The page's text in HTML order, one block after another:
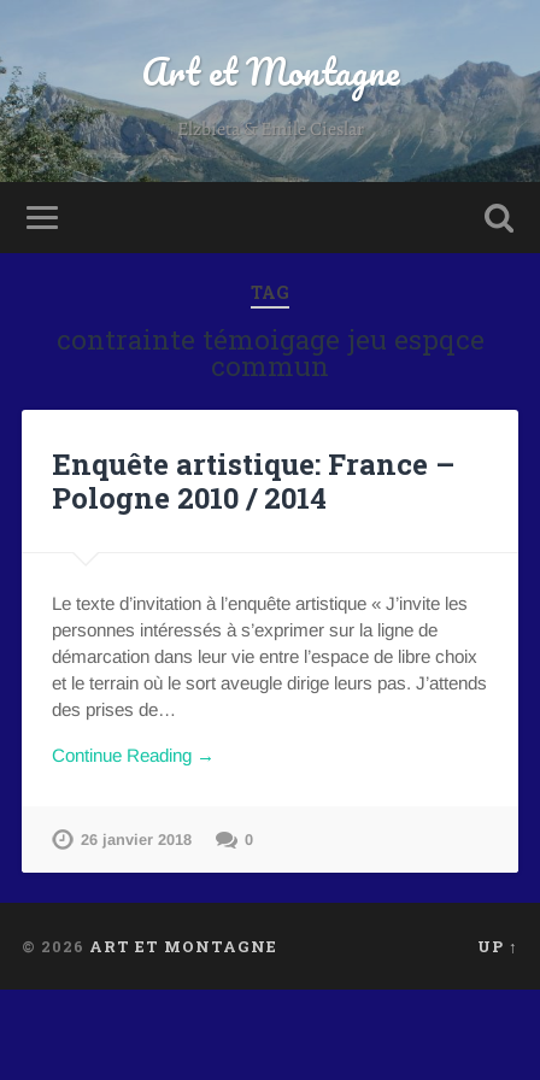
Art et Montagne
Elzbieta & Emile Cieslar
TAG
contrainte témoigage jeu espqce
commun
Enquête artistique: France –
Pologne 2010 / 2014
Le texte d’invitation à l’enquête artistique « J’invite les
personnes intéressés à s’exprimer sur la ligne de
démarcation dans leur vie entre l’espace de libre choix
et le terrain où le sort aveugle dirige leurs pas. J’attends
des prises de…
Continue Reading →
26 janvier 2018 0
© 2026 ART ET MONTAGNE UP ↑